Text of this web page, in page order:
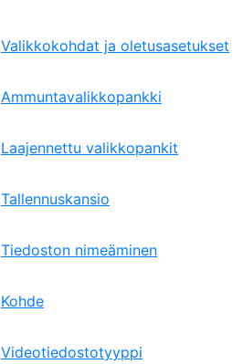
Valikkokohdat ja oletusasetukset
Ammuntavalikkopankki
Laajennettu valikkopankit
Tallennuskansio
Tiedoston nimeäminen
Kohde
Videotiedostotyyppi